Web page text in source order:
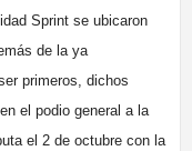
Sprint se ubicaron
de la ya
primeros, dichos
el podio general a la
el 2 de octubre con la